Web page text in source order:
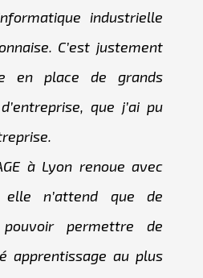
industrielle
C’est justement
en place de grands
que j’ai pu
à Lyon renoue avec
n’attend que de
pouvoir permettre de
apprentissage au plus